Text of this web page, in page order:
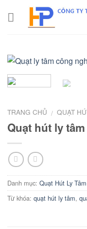
TRANG CHỦ / QUẠT
Quạt hút ly
Danh mục: Quạt Hút Ly
Từ khóa: quạt hút ly tâm,